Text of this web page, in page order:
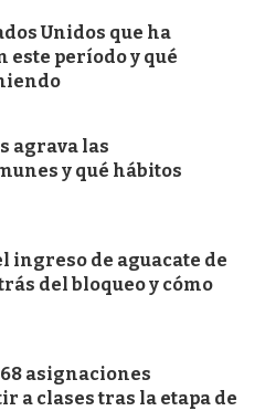
Unidos que ha
este período y qué
agrava las
y qué hábitos
ingreso de aguacate de
del bloqueo y cómo
asignaciones
a clases tras la etapa de